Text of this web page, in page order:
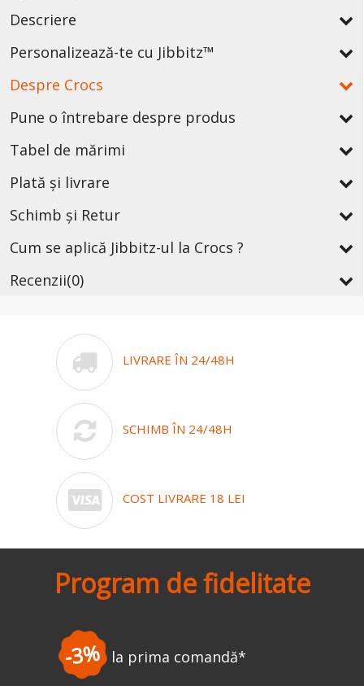
Descriere
Personalizează-te cu Jibbitz™
Despre Crocs
Pune o întrebare despre produs
Tabel de mărimi
Plată și livrare
Schimb și Retur
Cum se aplică Jibbitz-ul la Crocs ?
Recenzii(0)
LIVRARE ÎN 24/48H
SCHIMB ÎN 24/48H
COST LIVRARE 18 LEI
Program de fidelitate
* -5%